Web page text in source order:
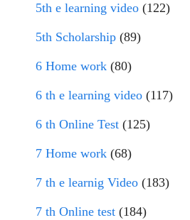
5th e learning video (122)
5th Scholarship (89)
6 Home work (80)
6 th e learning video (117)
6 th Online Test (125)
7 Home work (68)
7 th e learnig Video (183)
7 th Online test (184)